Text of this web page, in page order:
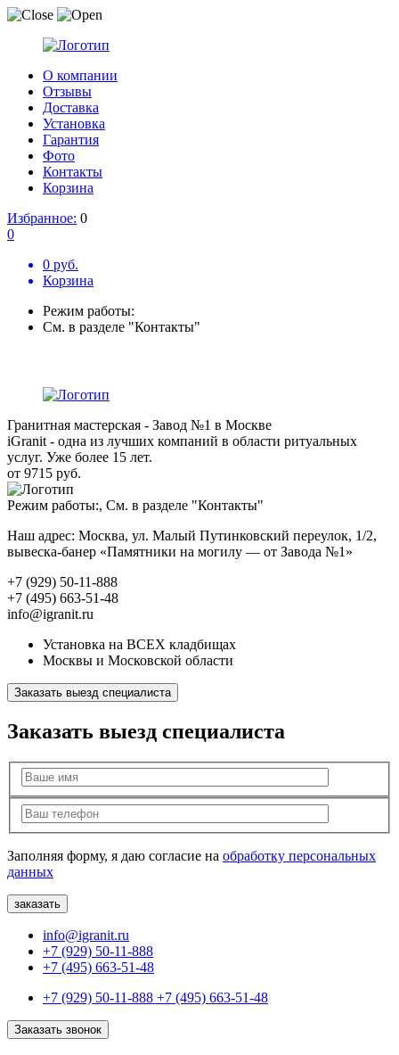
О компании
Отзывы
Доставка
Установка
Гарантия
Фото
Контакты
Корзина
Избранное: 0
0
0 руб.
Корзина
Режим работы:
См. в разделе "Контакты"
Гранитная мастерская - Завод №1 в Москве
iGranit - одна из лучших компаний в области ритуальных
услуг. Уже более 15 лет.
от 9715 руб.
Режим работы:, См. в разделе "Контакты"
Наш адрес: Москва, ул. Малый Путинковский переулок, 1/2,
вывеска-банер «Памятники на могилу — от Завода №1»
+7 (929) 50-11-888
+7 (495) 663-51-48
info@igranit.ru
Установка на ВСЕХ кладбищах
Москвы и Московской области
Заказать выезд специалиста
Заказать выезд специалиста
Заполняя форму, я даю согласие на обработку персональных
данных
info@igranit.ru
+7 (929) 50-11-888
+7 (495) 663-51-48
+7 (929) 50-11-888 +7 (495) 663-51-48
Заказать звонок